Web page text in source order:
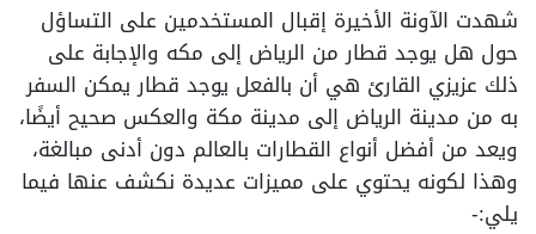
شهدت الآونة الأخيرة إقبال المستخدمين على التساؤل
حول هل يوجد قطار من الرياض إلى مكه والإجابة على
ذلك عزيزي القارئ هي أن بالفعل يوجد قطار يمكن السفر
به من مدينة الرياض إلى مدينة مكة والعكس صحيح أيضًا،
ويعد من أفضل أنواع القطارات بالعالم دون أدنى مبالغة،
وهذا لكونه يحتوي على مميزات عديدة نكشف عنها فيما
يلي:-